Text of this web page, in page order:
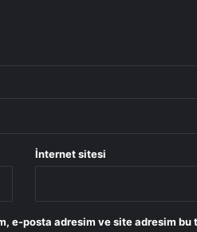
İnternet sitesi
e-posta adresim ve site adresim bu